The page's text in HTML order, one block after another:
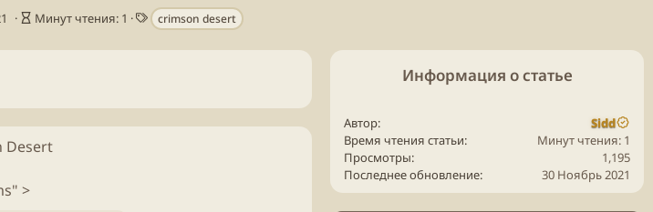
В
е
н
Минут чтения: 1
Т
е
г
crimson desert
Desert
>
Информация о статье
Автор
Sidd
Время чтения статьи
Минут чтения: 1
Просмотры
1,195
Последнее обновление
30 Ноябрь 2021